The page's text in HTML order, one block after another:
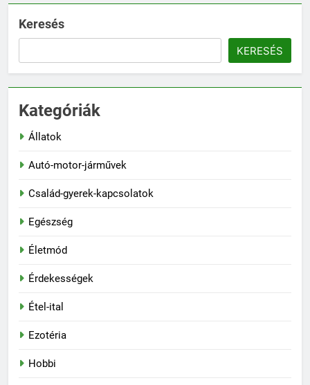
Keresés
KERESÉS
Kategóriák
Állatok
Autó-motor-járművek
Család-gyerek-kapcsolatok
Egészség
Életmód
Érdekességek
Étel-ital
Ezotéria
Hobbi